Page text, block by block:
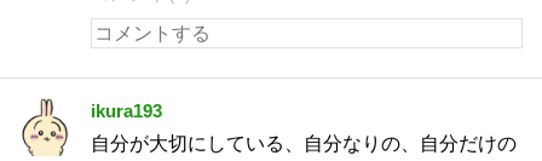
ikura193
自分が大切にしている、自分なりの、自分だけの